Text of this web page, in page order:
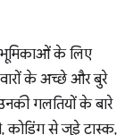
के लिए
के अच्छे और बुरे
गलतियों के बारे
कोडिंग से जुड़े टास्क,